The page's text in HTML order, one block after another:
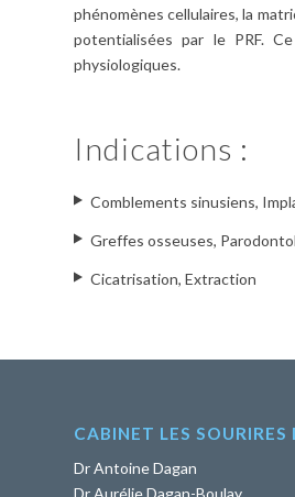
phénomènes cellulaires, la
potentialisées par le PRF.
physiologiques.
Indications :
Comblements sinusiens,
Greffes osseuses,
Cicatrisation, Extraction
CABINET LES SOURIRES
Dr Antoine Dagan
Dr Aurélie Dagan-Boulay